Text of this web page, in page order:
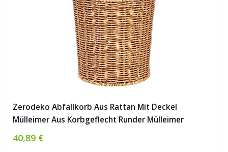
Zerodeko Abfallkorb Aus Rattan Mit Deckel
Mülleimer Aus Korbgeflecht Runder Mülleimer
Gewebter Aufbewahrungskorb Wäschebehälter Für
Schlafzimmer Wohnzimmer Und Badezimmerkorb
40,89 €